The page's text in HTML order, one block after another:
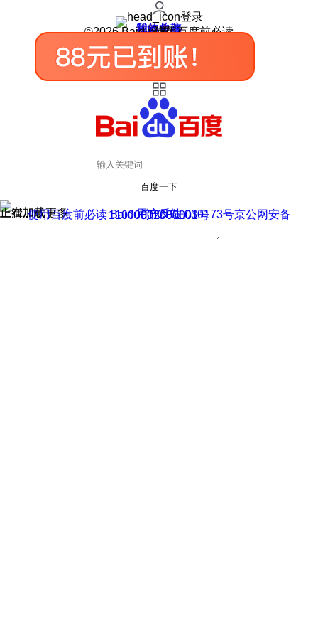
登录
我的关注
我的收藏
皮肤中心
用户反馈
设置
©2026 Baidu 使用百度前必读
百度一下
正在加载
上滑加载更多 用户反馈
使用百度前必读 Baidu 京ICP证030173号
京公网安备11000002000001号